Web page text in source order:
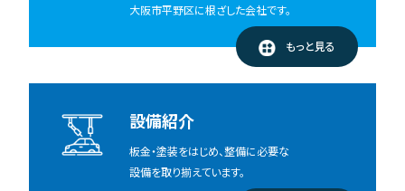
大阪市平野区に根ざした会社です。
もっと見る
設備紹介
板金・塗装をはじめ、整備に必要な
設備を取り揃えています。